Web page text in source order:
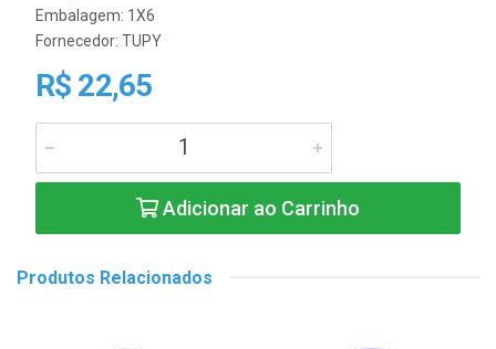
Embalagem: 1X6
Fornecedor: TUPY
R$ 22,65
Adicionar ao Carrinho
Produtos Relacionados